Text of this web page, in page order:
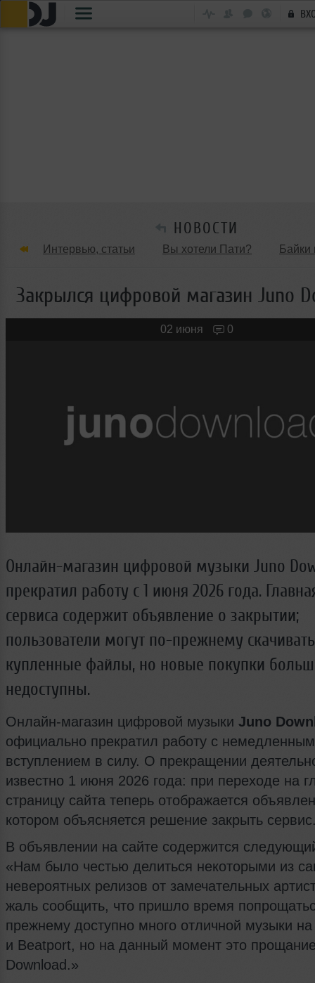
НОВОСТИ
Интервью, статьи Вы хотели Пати? Байки
Танцевальные стили Обзоры Вечеринок и
Новые лица Мужчина & Женщина
Закрылся цифровой магазин Juno
02 июня 0
Онлайн-магазин цифровой музыки Juno
прекратил работу с 1 июня 2026 года.
сервиса содержит объявление о закрытии;
пользователи могут по-прежнему
купленные файлы, но новые покупки
недоступны.
Онлайн-магазин цифровой музыки Juno
официально прекратил работу с немедленным
вступлением в силу. О прекращении
известно 1 июня 2026 года: при переходе на
страницу сайта теперь отображается
котором объясняется решение закрыть
В объявлении на сайте содержится
«Нам было честью делиться некоторыми из
невероятных релизов от замечательных
жаль сообщить, что пришло время
прежнему доступно много отличной музыки
и Beatport, но на данный момент это
Download.»